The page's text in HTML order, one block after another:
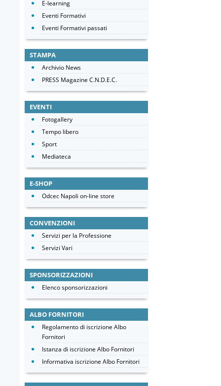
E-learning
Eventi Formativi
Eventi Formativi passati
STAMPA
Archivio News
PRESS Magazine C.N.D.E.C.
EVENTI
Fotogallery
Tempo libero
Sport
Mediateca
E-SHOP
Odcec Napoli on-line store
CONVENZIONI
Servizi per la Professione
Servizi Vari
SPONSORIZZAZIONI
Elenco sponsorizzazioni
ALBO FORNITORI
Regolamento di iscrizione Albo
Fornitori
Istanza di iscrizione Albo Fornitori
Informativa iscrizione Albo Fornitori